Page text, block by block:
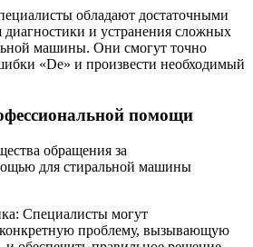
обладают достаточными
и устранения сложных
машины. Они смогут точно
«De» и произвести необходимый
помощи
обращения за
для стиральной машины
Специалисты могут
конкретную проблему, вызывающую